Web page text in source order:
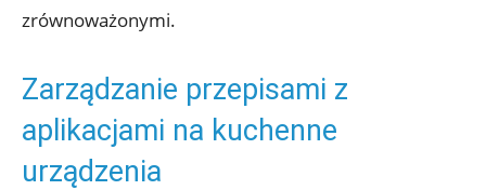
zrównoważonymi.
Zarządzanie przepisami z
aplikacjami na kuchenne
urządzenia